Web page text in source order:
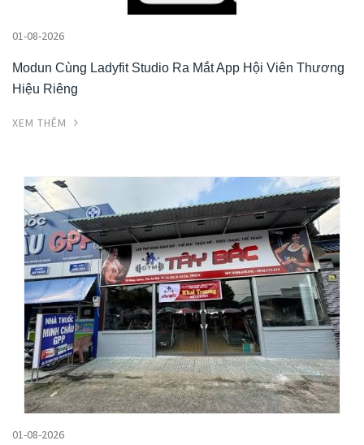
01-08-2026
Modun Cùng Ladyfit Studio Ra Mắt App Hội Viên Thương
Hiệu Riêng
XEM THÊM
01-08-2026